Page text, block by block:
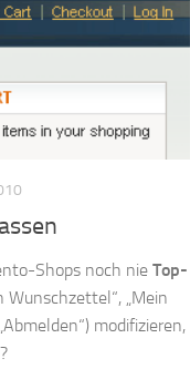
Shops noch nie Top-
Wunschzettel“, „Mein
modifizieren,